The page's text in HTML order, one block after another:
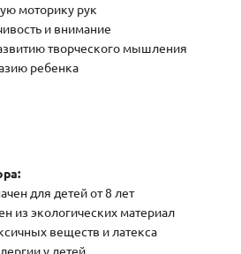
моторику рук
и внимание
творческого мышления
ребенка
для детей от 8 лет
из экологических материал
веществ и латекса